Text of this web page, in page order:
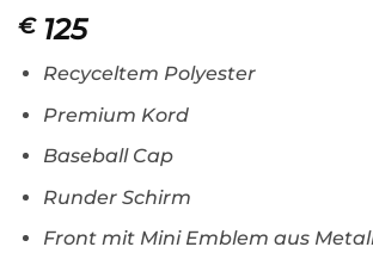
€125
Recyceltem Polyester
Premium Kord
Baseball Cap
Runder Schirm
Front mit Mini Emblem aus